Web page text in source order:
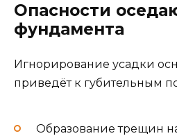
Опасности
фундамента
Игнорирование усадки
приведёт к губительным
Образование трещин